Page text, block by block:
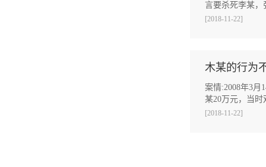
言要杀死李某
[2018-11-22]
木某的行为
案情:2008年3月
某20万元，当
[2018-11-22]